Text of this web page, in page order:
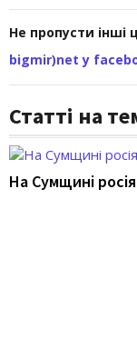
Не пропусти інші
bigmir)net у
Статті на
На Сумщині